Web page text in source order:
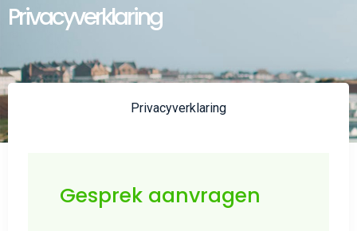
Privacyverklaring
Privacyverklaring
Gesprek aanvragen